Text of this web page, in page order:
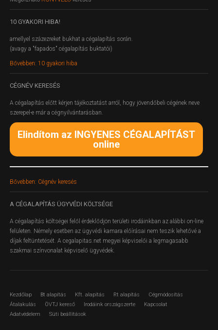
10 GYAKORI HIBA!
amellyel százezreket bukhat a cégalapítás során.
(avagy a "fapados" cégalapítás buktatói)
Bővebben: 10 gyakori hiba
CÉGNÉV KERESÉS
A cégalapítás előtt kérjen tájékoztatást arról, hogy jövendőbeli cégének neve
szerepel-e már a cégnyilvántarásban.
Elindítom az INGYENES CÉGALAPÍTÁST
online
Bővebben: Cégnév keresés
A CÉGALAPÍTÁS ÜGYVÉDI KÖLTSÉGE
A cégalapítás költségei felől érdeklődjön területi irodáinkban az alábbi on-line
felületen. Némely esetben az ügyvédi kamara előírásai nem teszik lehetővé a
díjak feltüntetését. A cegalapitas.net megyei képviselői a legmagasabb
szakmai színvonalat képviselő ügyvédek.
Kezdőlap Bt alapítás Kft. alapítás Rt alapítás
Cégmódosítás
Átalakulás
ÖVTJ kereső Irodáink országszerte
Kapcsolat
Adatvédelem
Süti beállítások